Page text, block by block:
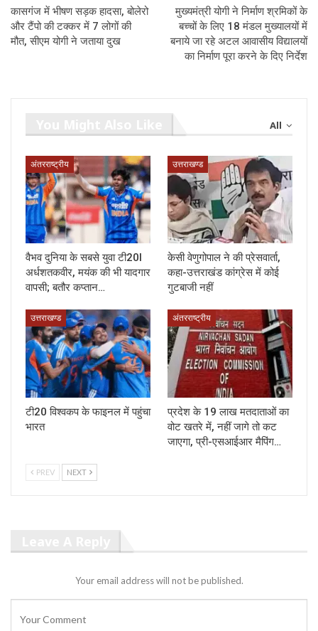
कासगंज में भीषण सड़क हादसा, बोलेरो
और टैंपो की टक्कर में 7 लोगों की
मौत, सीएम योगी ने जताया दुख
मुख्यमंत्री योगी ने निर्माण श्रमिकों के
बच्चों के लिए 18 मंडल मुख्यालयों में
बनाये जा रहे अटल आवासीय विद्यालयों
का निर्माण पूरा करने के दिए निर्देश
All
अंतरराष्ट्रीय
वैभव दुनिया के सबसे युवा टी20I
अर्धशतकवीर, मयंक की भी यादगार
वापसी; बतौर कप्तान…
उत्तराखण्ड
केसी वेणुगोपाल ने की प्रेसवार्ता,
कहा-उत्तराखंड कांग्रेस में कोई
गुटबाजी नहीं
उत्तराखण्ड
टी20 विश्वकप के फाइनल में पहुंचा
भारत
अंतरराष्ट्रीय
प्रदेश के 19 लाख मतदाताओं का
वोट खतरे में, नहीं जागे तो कट
जाएगा, प्री-एसआईआर मैपिंग…
PREV NEXT
Your email address will not be published.